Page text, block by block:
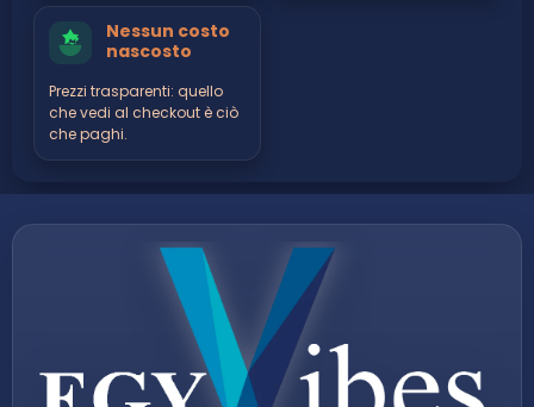
Nessun costo
nascosto
Prezzi trasparenti: quello
che vedi al checkout è ciò
che paghi.